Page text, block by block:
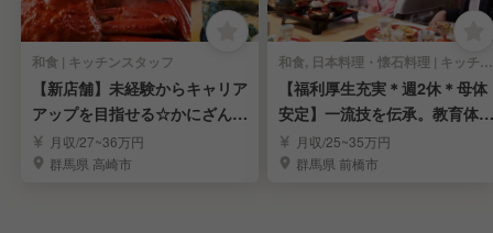
和食 | キッチンスタッフ
【新店舗】未経験からキャリア
アップを目指せる☆かにざんま
い☆スタッフ募集
月収/27~36万円
群馬県 高崎市
和食, 日本料理・懐石料理 | キッチンスタッフ
【福利厚生充実＊週2休＊母体
安定】一流技を伝承。教育体制
万全で料理長目指す
月収/25~35万円
群馬県 前橋市